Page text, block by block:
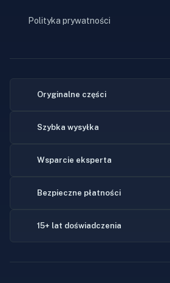
Polityka prywatności
Oryginalne części
Szybka wysyłka
Wsparcie eksperta
Bezpieczne płatności
15+ lat doświadczenia